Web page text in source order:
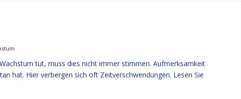
tut, muss dies nicht immer stimmen. Aufmerksamkeit
hat. Hier verbergen sich oft Zeitverschwendungen. Lesen Sie